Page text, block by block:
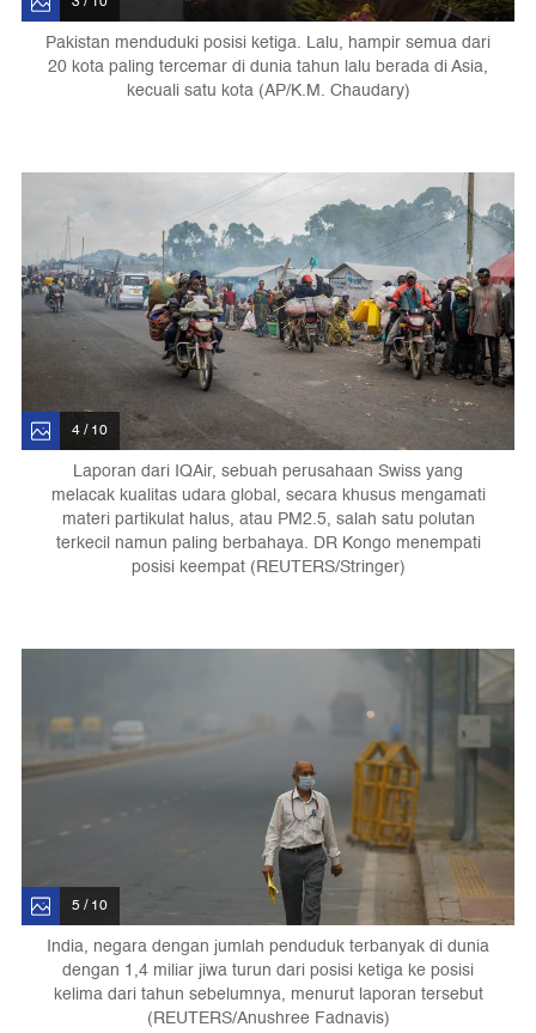
Pakistan menduduki posisi ketiga. Lalu, hampir semua dari
20 kota paling tercemar di dunia tahun lalu berada di Asia,
kecuali satu kota (AP/K.M. Chaudary)
4 / 10
Laporan dari IQAir, sebuah perusahaan Swiss yang
melacak kualitas udara global, secara khusus mengamati
materi partikulat halus, atau PM2.5, salah satu polutan
terkecil namun paling berbahaya. DR Kongo menempati
posisi keempat (REUTERS/Stringer)
5 / 10
India, negara dengan jumlah penduduk terbanyak di dunia
dengan 1,4 miliar jiwa turun dari posisi ketiga ke posisi
kelima dari tahun sebelumnya, menurut laporan tersebut
(REUTERS/Anushree Fadnavis)